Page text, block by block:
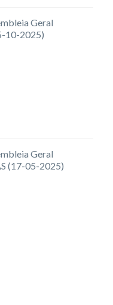
Geral
10-2025)
Geral
(17-05-2025)